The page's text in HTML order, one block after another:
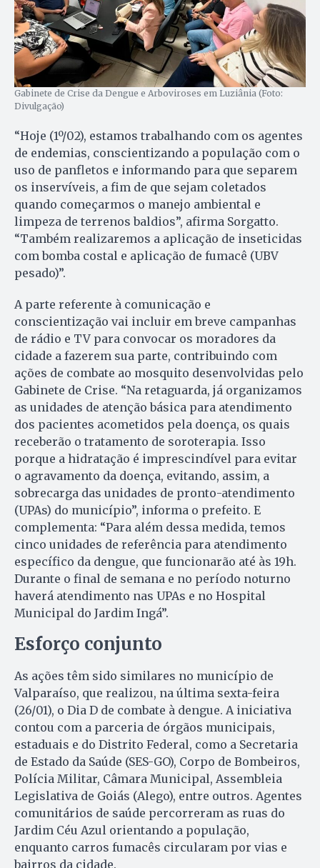
Gabinete de Crise da Dengue e Arboviroses em Luziânia (Foto:
Divulgação)
“Hoje (1º/02), estamos trabalhando com os agentes
de endemias, conscientizando a população com o
uso de panfletos e informando para que separem
os inservíveis, a fim de que sejam coletados
quando começarmos o manejo ambiental e
limpeza de terrenos baldios”, afirma Sorgatto.
“Também realizaremos a aplicação de inseticidas
com bomba costal e aplicação de fumacê (UBV
pesado)”.
A parte referente à comunicação e
conscientização vai incluir em breve campanhas
de rádio e TV para convocar os moradores da
cidade a fazerem sua parte, contribuindo com
ações de combate ao mosquito desenvolvidas pelo
Gabinete de Crise. “Na retaguarda, já organizamos
as unidades de atenção básica para atendimento
dos pacientes acometidos pela doença, os quais
receberão o tratamento de soroterapia. Isso
porque a hidratação é imprescindível para evitar
o agravamento da doença, evitando, assim, a
sobrecarga das unidades de pronto-atendimento
(UPAs) do município”, informa o prefeito. E
complementa: “Para além dessa medida, temos
cinco unidades de referência para atendimento
específico da dengue, que funcionarão até às 19h.
Durante o final de semana e no período noturno
haverá atendimento nas UPAs e no Hospital
Municipal do Jardim Ingá”.
Esforço conjunto
As ações têm sido similares no município de
Valparaíso, que realizou, na última sexta-feira
(26/01), o Dia D de combate à dengue. A iniciativa
contou com a parceria de órgãos municipais,
estaduais e do Distrito Federal, como a Secretaria
de Estado da Saúde (SES-GO), Corpo de Bombeiros,
Polícia Militar, Câmara Municipal, Assembleia
Legislativa de Goiás (Alego), entre outros. Agentes
comunitários de saúde percorreram as ruas do
Jardim Céu Azul orientando a população,
enquanto carros fumacês circularam por vias e
bairros da cidade.